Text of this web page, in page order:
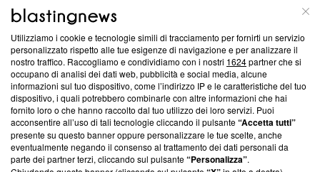
ABOUT
Questa sezione offre informazioni trasparenti su Blasting
News, sui nostri processi editoriali e su come ci impegniamo a
creare news di qualità. Inoltre, afferma la nostra aderenza a
‘Trust Project - News with Integrity’Blasting News non è
ancora membro del programma, ma ha richiesto di farne
parte; Trust Project non ha ancora effettuato una verifica di
conformità agli standard.
Su di noi
Utilizziamo i cookie e tecnologie simili di tracciamento per fornirti un servizio
personalizzato rispetto alle tue esigenze di navigazione e per analizzare il
nostro traffico. Raccogliamo e condividiamo con i nostri 1624partner che si
occupano di analisi dei dati web, pubblicità e social media, alcune
informazioni sul tuo dispositivo, come l’indirizzo IP e le caratteristiche del tuo
dispositivo, i quali potrebbero combinarle con altre informazioni che hai
fornito loro o che hanno raccolto dal tuo utilizzo dei loro servizi. Puoi
acconsentire all’uso di tali tecnologie cliccando il pulsante“Accetta tutti”
presente su questo banner oppure personalizzare le tue scelte, anche
eventualmente negando il consenso al trattamento dei dati personali da
parte dei partner terzi, cliccando sul pulsante“Personalizza”.